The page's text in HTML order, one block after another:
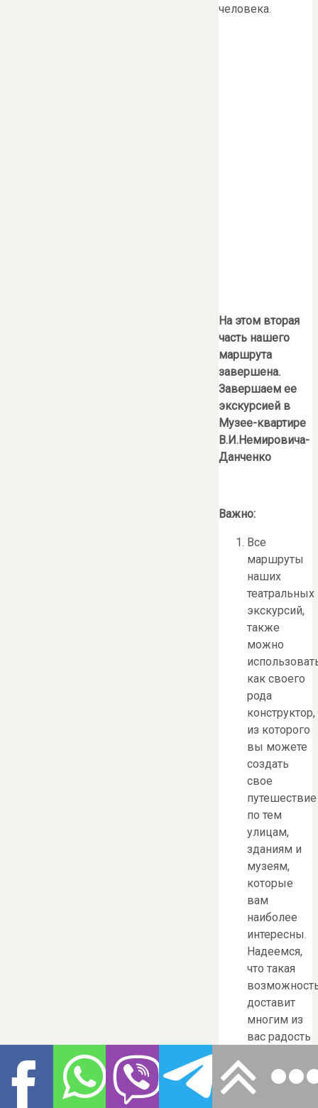
человека.
На этом вторая
часть нашего
маршрута
завершена.
Завершаем ее
экскурсией в
Музее-квартире
В.И.Немировича-
Данченко
Важно:
Все
маршруты
наших
театральных
экскурсий,
также
можно
как своего
рода
конструктор,
из которого
вы можете
создать
свое
путешествие
по тем
улицам,
зданиям и
музеям,
которые
вам
наиболее
интересны.
Надеемся,
что такая
доставит
многим из
вас радость
творческом
процессе —